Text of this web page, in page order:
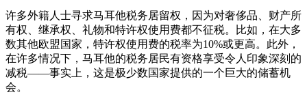
许多外籍人士寻求马耳他税务居留权，因为对奢侈品、财产所
有权、继承权、礼物和特许权使用费都不征税。比如，在大多
数其他欧盟国家，特许权使用费的税率为10%或更高。此外，
在许多情况下，马耳他的税务居民有资格享受令人印象深刻的
减税——事实上，这是极少数国家提供的一个巨大的储蓄机
会。